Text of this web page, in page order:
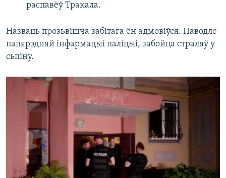
распавёў Тракала.
Назваць прозьвішча забітага ён адмовіўся. Паводле
папярэдняй інфармацыі паліцыі, забойца страляў у
сьпіну.